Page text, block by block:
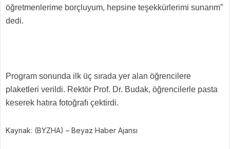
öğretmenlerime borçluyum, hepsine teşekkürlerimi sunarım”
dedi.
Program sonunda ilk üç sırada yer alan öğrencilere
plaketleri verildi. Rektör Prof. Dr. Budak, öğrencilerle pasta
keserek hatıra fotoğrafı çektirdi.
Kaynak: (BYZHA) – Beyaz Haber Ajansı